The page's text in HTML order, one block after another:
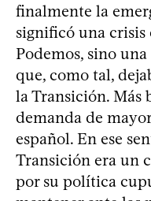
finalmente la
significó una crisis
Podemos, sino
que, como tal,
la Transición. Más
demanda de
español. En ese
Transición era un
por su política